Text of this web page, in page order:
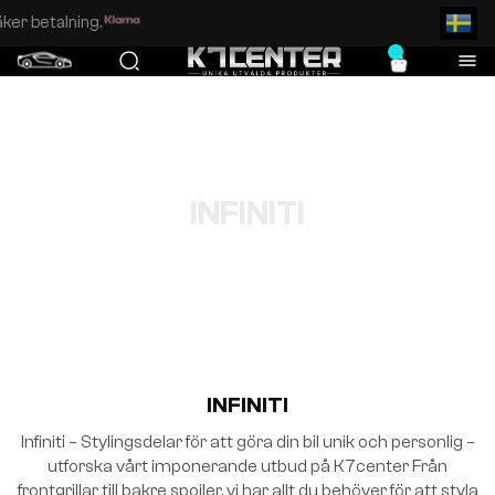
Enkel och säker betalning.
0
INFINITI
Infiniti – Stylingsdelar för att göra din bil unik och personlig –
utforska vårt imponerande utbud på K7center Från
frontgrillar till bakre spoiler, vi har allt du behöver för att styla